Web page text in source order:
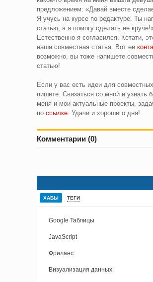
предложением: «Давай вместе
Я учусь на курсе по редактуре. Ты
статью, а я помогу сделать ее
Естественно я согласился. Кстати,
наша совместная статья. Вот ее
возможно, вы тоже напишете
статью!
Если у вас есть идеи для
пишите. Связаться со мной и узнать
меня и мои актуальные проекты,
по ссылке. Удачи и хорошего дня!
Комментарии (0)
ХАБЫ ТЕГИ
Google Таблицы
JavaScript
Фриланс
Визуализация данных